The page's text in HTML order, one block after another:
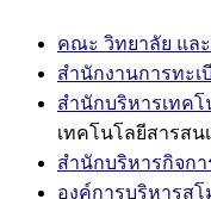
คณะ วิทยาลัย แล
สำนักงานการทะเ
สำนักบริหารเทค
เทคโนโลยีสารสน
สำนักบริหารกิจก
องค์การบริหารส